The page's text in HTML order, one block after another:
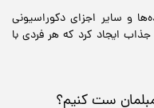
و سایر اجزای دکوراسیونی
ایجاد کرد که هر فردی با
ست کنیم؟